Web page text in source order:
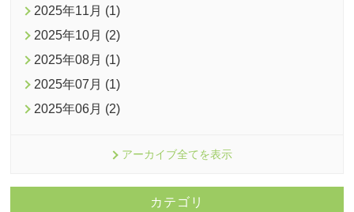
2025年11月 (1)
2025年10月 (2)
2025年08月 (1)
2025年07月 (1)
2025年06月 (2)
アーカイブ全てを表示
カテゴリ